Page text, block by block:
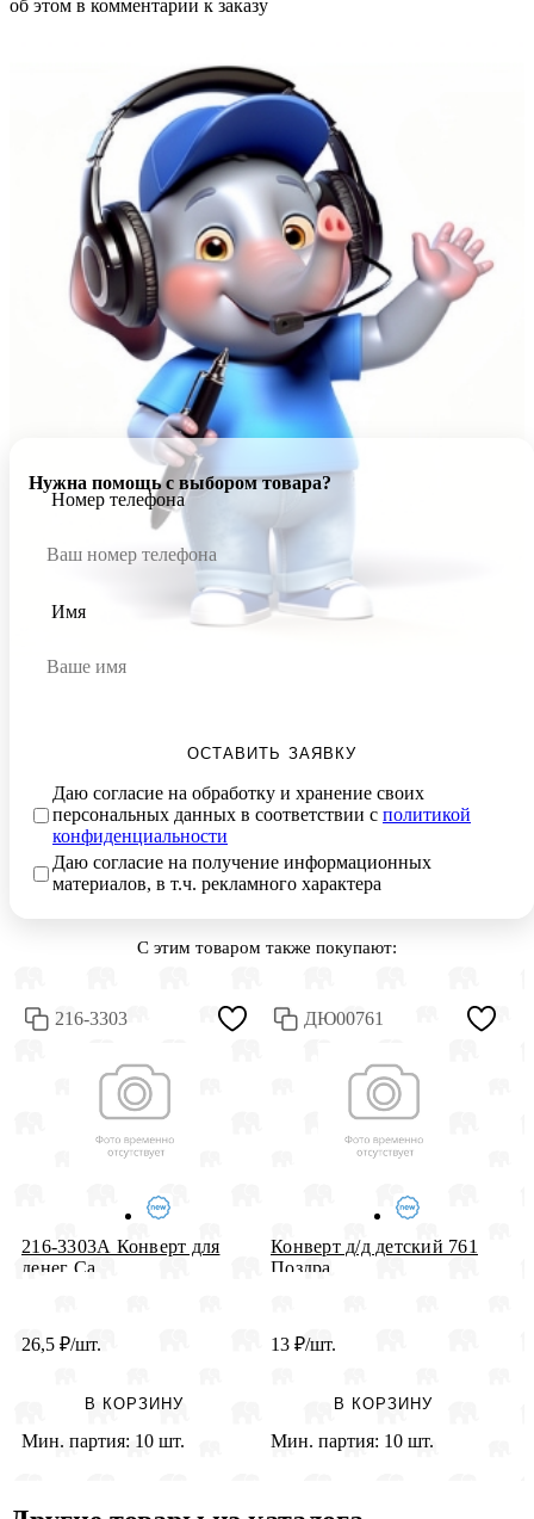
об этом в комментарии к заказу
Нужна помощь с выбором товара?
Номер телефона
Имя
ОСТАВИТЬ ЗАЯВКУ
Даю согласие на обработку и хранение своих
персональных данных в соответствии с политикой
конфиденциальности
Даю согласие на получение информационных
материалов, в т.ч. рекламного характера
С этим товаром также покупают:
216-3303
216-3303А Конверт для
денег Са...
26,5 ₽/шт.
В КОРЗИНУ
Мин. партия: 10 шт.
ДЮ00761
Конверт д/д детский 761
Поздра...
13 ₽/шт.
В КОРЗИНУ
Мин. партия: 10 шт.